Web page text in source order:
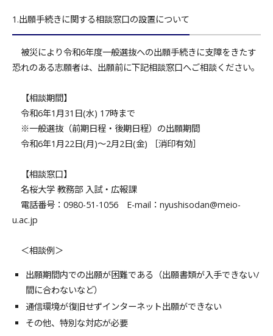
1.出願手続きに関する相談窓口の設置について
被災により令和6年度一般選抜への出願手続きに支障をきたす
恐れのある志願者は、出願前に下記相談窓口へご相談ください。
【相談期間】
令和6年1月31日(水) 17時まで
※一般選抜（前期日程・後期日程）の出願期間
令和6年1月22日(月)～2月2日(金) ［消印有効］
【相談窓口】
名桜大学 教務部 入試・広報課
電話番号：0980-51-1056 E-mail：nyushisodan@meio-
u.ac.jp
＜相談例＞
出願期間内での出願が困難である（出願書類が入手できない/
間に合わないなど）
通信環境が復旧せずインターネット出願ができない
その他、特別な対応が必要